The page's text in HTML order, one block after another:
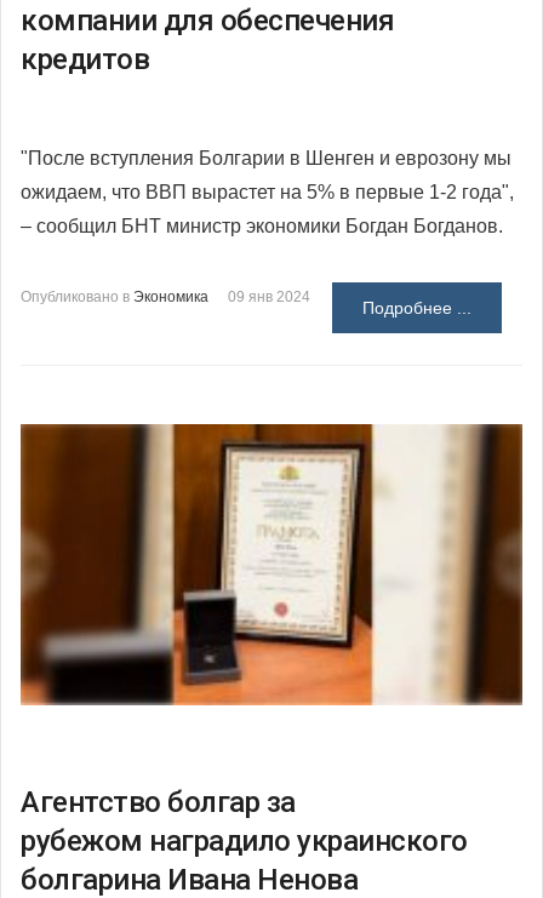
компании для обеспечения
кредитов
"После вступления Болгарии в Шенген и еврозону мы
ожидаем, что ВВП вырастет на 5% в первые 1-2 года",
– сообщил БНТ министр экономики Богдан Богданов.
Опубликовано в Экономика 09 янв 2024
Подробнее ...
Агентство болгар за
рубежом наградило украинского
болгарина Ивана Ненова